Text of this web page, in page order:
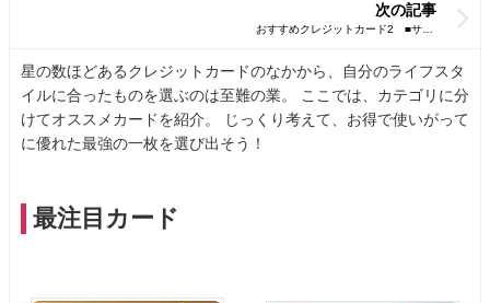
次の記事
星の数ほどあるクレジットカードのなかから、自分のライフスタ
イルに合ったものを選ぶのは至難の業。 ここでは、カテゴリに分
けてオススメカードを紹介。 じっくり考えて、お得で使いがって
に優れた最強の一枚を選び出そう！
最注目カード